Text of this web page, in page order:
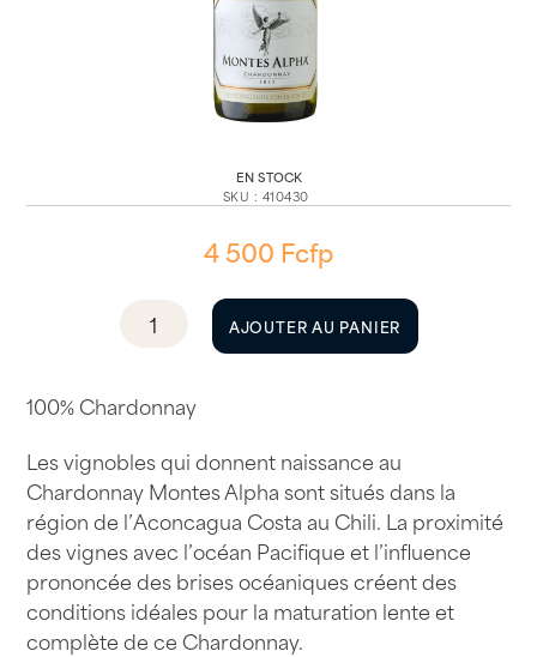
EN STOCK
SKU : 410430
4 500 Fcfp
quantité
Alpha
2023
75cl
AJOUTER AU PANIER
100% Chardonnay
Les vignobles qui donnent naissance au
Chardonnay Montes Alpha sont situés dans la
région de l’Aconcagua Costa au Chili. La proximité
des vignes avec l’océan Pacifique et l’influence
prononcée des brises océaniques créent des
conditions idéales pour la maturation lente et
complète de ce Chardonnay.